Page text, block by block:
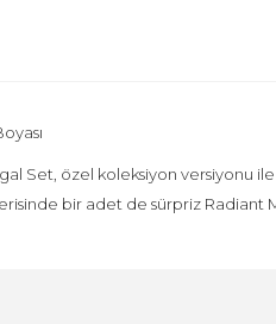
özel koleksiyon versiyonu
bir adet de sürpriz Radiant